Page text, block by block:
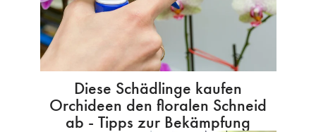
Diese Schädlinge kaufen
Orchideen den floralen Schneid
ab - Tipps zur Bekämpfung